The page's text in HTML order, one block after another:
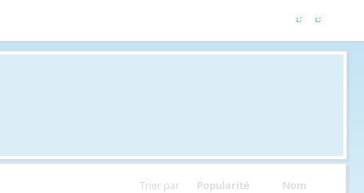
Trier par Popularité Nom